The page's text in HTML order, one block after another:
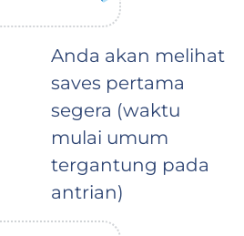
Anda akan melihat
saves pertama
segera (waktu
mulai umum
tergantung pada
antrian)